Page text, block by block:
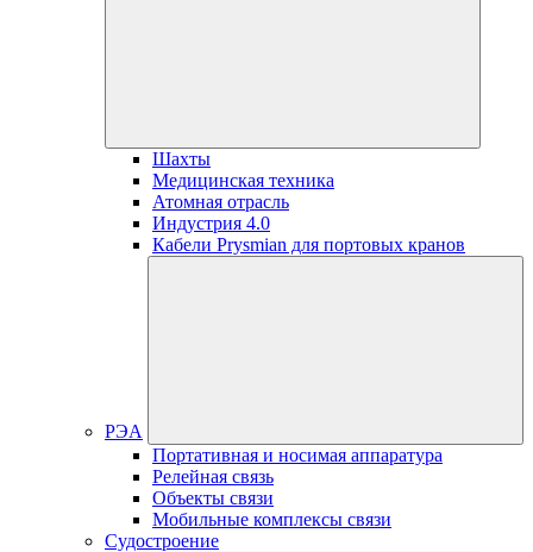
Шахты
Медицинская техника
Атомная отрасль
Индустрия 4.0
Кабели Prysmian для портовых кранов
РЭА
Портативная и носимая аппаратура
Релейная связь
Объекты связи
Мобильные комплексы связи
Судостроение